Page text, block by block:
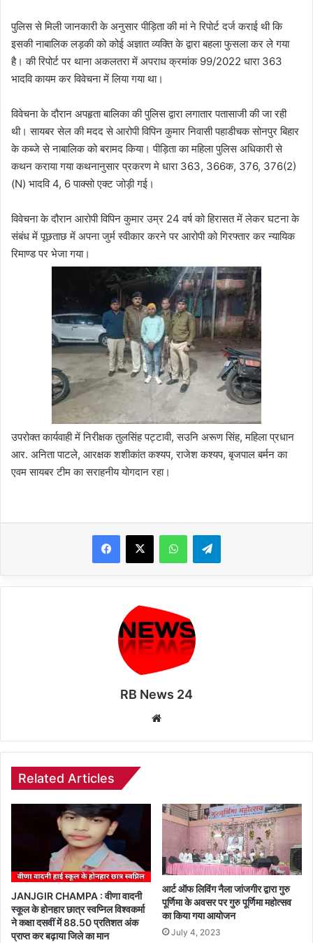
पुलिस से मिली जानकारी के अनुसार पीड़िता की मां ने रिपोर्ट दर्ज कराई थी कि
इसकी नाबालिक लड़की को कोई अज्ञात व्यक्ति के द्वारा बहला फुसला कर ले गया
है। की रिपोर्ट पर थाना अकलतरा में अपराध क्रमांक 99/2022 धारा 363
भादवि कायम कर विवेचना में लिया गया था।
विवेचना के दौरान अपहृता बालिका की पुलिस द्वारा लगातार पतासाजी की जा रही
थी। सायबर सेल की मदद से आरोपी विपिन कुमार निवासी पहाडीचक सोनपुर बिहार
के कब्जे से नाबालिक को बरामद किया। पीड़िता का महिला पुलिस अधिकारी से
कथन कराया गया कथनानुसार प्रकरण मे धारा 363, 366क, 376, 376(2)
(N) भादवि 4, 6 पाक्सो एक्ट जोड़ी गई।
विवेचना के दौरान आरोपी विपिन कुमार उम्र 24 वर्ष को हिरासत में लेकर घटना के
संबंध में पूछताछ में अपना जुर्म स्वीकार करने पर आरोपी को गिरफ्तार कर न्यायिक
रिमाण्ड पर भेजा गया।
उपरोक्त कार्यवाही में निरीक्षक तुलसिंह पट्टावी, सउनि अरूण सिंह, महिला प्रधान
आर. अनिता पाटले, आरक्षक शशीकांत कश्यप, राजेश कश्यप, बृजपाल बर्मन का
एवम सायबर टीम का सराहनीय योगदान रहा।
WhatsAppTelegram
RB News 24
Related Articles
JANJGIR CHAMPA : वीणा वादनी
स्कूल के होनहार छात्र स्वप्निल विश्वकर्मा
ने कक्षा दसवीं में 88.50 प्रतिशत अंक
प्राप्त कर बढ़ाया जिले का मान
आर्ट ऑफ लिविंग नैला जांजगीर द्वारा गुरु
पूर्णिमा के अवसर पर गुरु पूर्णिमा महोत्सव
का किया गया आयोजन
July 4, 2023